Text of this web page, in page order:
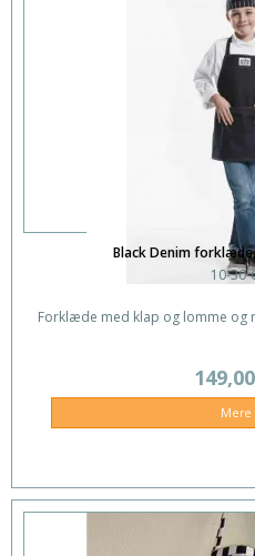
Black Denim
10-30-
Forklæde med klap og lomme og
Mere